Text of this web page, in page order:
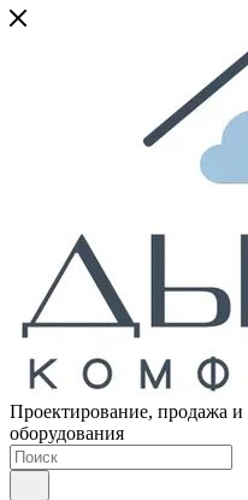
Проектирование, продажа
оборудования